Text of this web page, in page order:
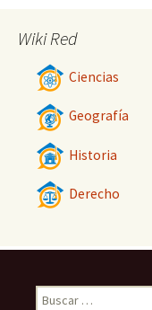
Wiki Red
Ciencias
Geografía
Historia
Derecho
Buscar: